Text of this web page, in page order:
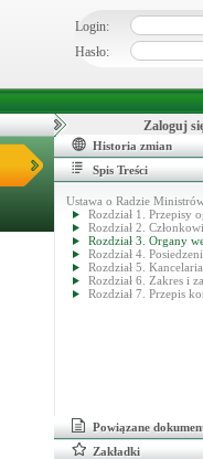
Login:
Hasło:
Zaloguj
Historia zmian
Spis Treści
Ustawa o Radzie
Rozdział 1. Przepisy
Rozdział 2.
Rozdział 3. Organy
Rozdział 4.
Rozdział 5.
Rozdział 6. Zakres i
Rozdział 7. Przepis
Powiązane
Zakładki